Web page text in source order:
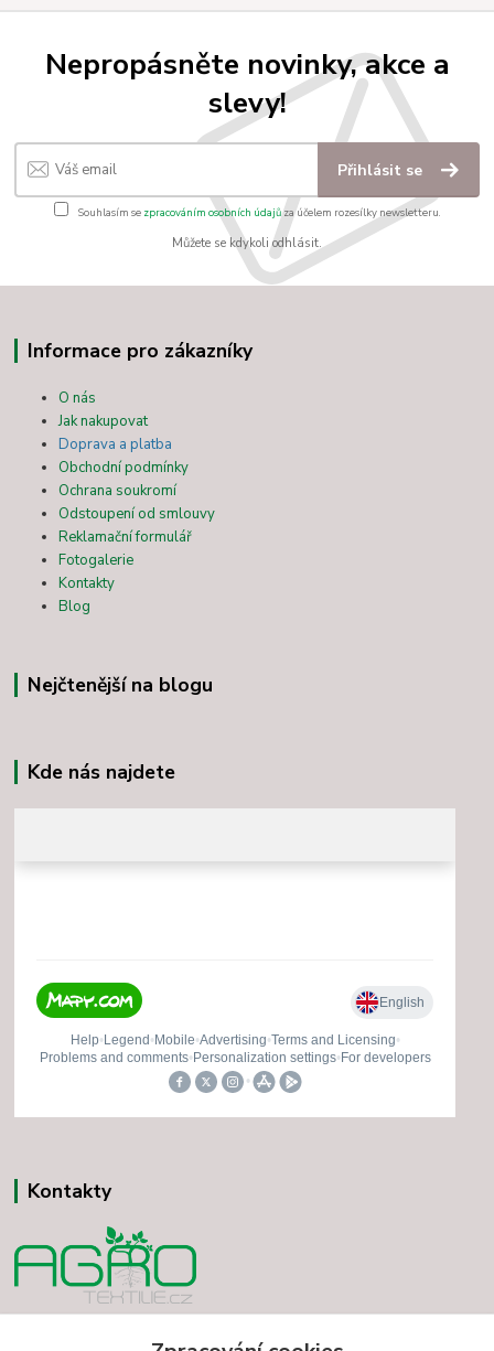
Nepropásněte novinky, akce a
slevy!
Přihlásit se
Souhlasím se zpracováním osobních údajůza účelem rozesílky newsletteru.
Můžete se kdykoli odhlásit.
Informace pro zákazníky
O nás
Jak nakupovat
Doprava a platba
Obchodní podmínky
Ochrana soukromí
Odstoupení od smlouvy
Reklamační formulář
Fotogalerie
Kontakty
Blog
Nejčtenější na blogu
Kde nás najdete
Kontakty